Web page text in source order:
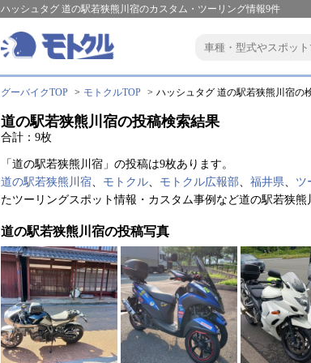
ハッシュタグ 道の駅若狭熊川宿のカスタム・ツーリング情報9件
グーバイクTOP モトクルTOP ハッシュタグ 道の駅若狭熊川宿の
道の駅若狭熊川宿の投稿検索結果
合計：9枚
「道の駅若狭熊川宿」の投稿は9枚あります。
道の駅若狭熊川宿、 モトクル、 モトクル広報部、 福井県、 ツ
たツーリングスポット情報・カスタム事例など道の駅若狭
道の駅若狭熊川宿の投稿写真